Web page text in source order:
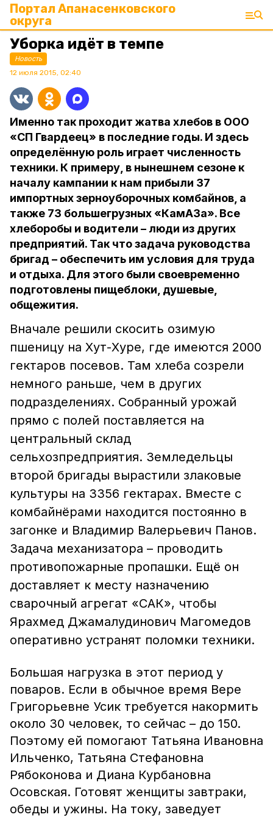
Портал Апанасенковского
округа
Уборка идёт в темпе
Новость
12 июля 2015, 02:40
Именно так проходит жатва хлебов в ООО
«СП Гвардеец» в последние годы. И здесь
определённую роль играет численность
техники. К примеру, в нынешнем сезоне к
началу кампании к нам прибыли 37
импортных зерноуборочных комбайнов, а
также 73 большегрузных «КамАЗа». Все
хлеборобы и водители – люди из других
предприятий. Так что задача руководства
бригад – обеспечить им условия для труда
и отдыха. Для этого были своевременно
подготовлены пищеблоки, душевые,
общежития.
Вначале решили скосить озимую
пшеницу на Хут-Хуре, где имеются 2000
гектаров посевов. Там хлеба созрели
немного раньше, чем в других
подразделениях. Собранный урожай
прямо с полей поставляется на
центральный склад
сельхозпредприятия. Земледельцы
второй бригады вырастили злаковые
культуры на 3356 гектарах. Вместе с
комбайнёрами находится постоянно в
загонке и Владимир Валерьевич Панов.
Задача механизатора – проводить
противопожарные пропашки. Ещё он
доставляет к месту назначению
сварочный агрегат «САК», чтобы
Ярахмед Джамалудинович Магомедов
оперативно устранят поломки техники.
Большая нагрузка в этот период у
поваров. Если в обычное время Вере
Григорьевне Усик требуется накормить
около 30 человек, то сейчас – до 150.
Поэтому ей помогают Татьяна Ивановна
Ильченко, Татьяна Стефановна
Рябоконова и Диана Курбановна
Осовская. Готовят женщиты завтраки,
обеды и ужины. На току, заведует